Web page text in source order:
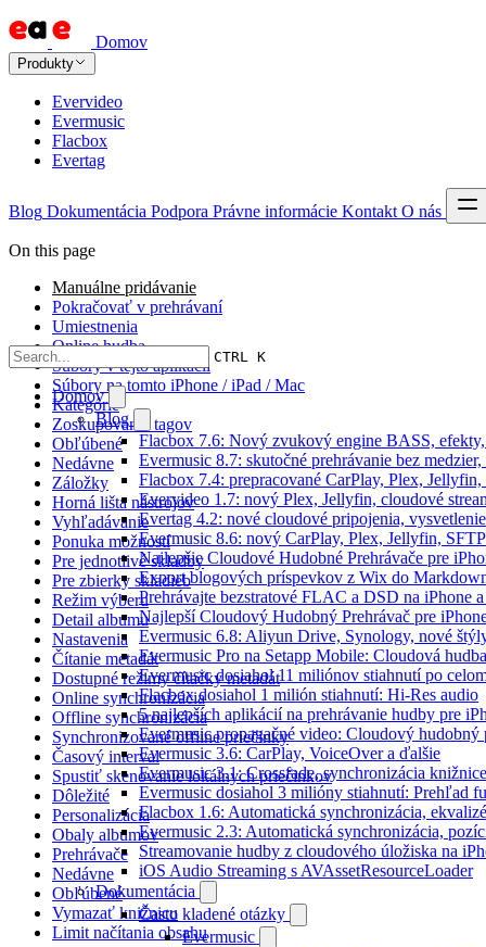
Domov
Produkty
Evervideo
Evermusic
Flacbox
Evertag
Blog Dokumentácia Podpora Právne informácie Kontakt O nás
CTRL K
Domov
Blog
Flacbox 7.6: Nový zvukový engine BASS,
Evermusic 8.7: skutočné prehrávanie bez
Flacbox 7.4: prepracované CarPlay, Plex,
Evervideo 1.7: nový Plex, Jellyfin, cloudové
Evertag 4.2: nové cloudové pripojenia,
Evermusic 8.6: nový CarPlay, Plex, Jellyfin,
Najlepšie Cloudové Hudobné Prehrávače pre
Export blogových príspevkov z Wix do
Prehrávajte bezstratové FLAC a DSD na iPhone
Najlepší Cloudový Hudobný Prehrávač pre
Evermusic 6.8: Aliyun Drive, Synology, nové
Evermusic Pro na Setapp Mobile: Cloudová
Evermusic dosiahol 11 miliónov stiahnutí po
Flacbox dosiahol 1 milión stiahnutí: Hi-Res audio
5 najlepších aplikácií na prehrávanie hudby pre
Evermusic propagačné video: Cloudový hudobný
Evermusic 3.6: CarPlay, VoiceOver a ďalšie
Evermusic 3.1: Crossfade, synchronizácia
Evermusic dosiahol 3 milióny stiahnutí: Prehľad
Flacbox 1.6: Automatická synchronizácia,
Evermusic 2.3: Automatická synchronizácia,
Streamovanie hudby z cloudového úložiska na
iOS Audio Streaming s AVAssetResourceLoader
Dokumentácia
Často kladené otázky
Evermusic
On this page
Manuálne pridávanie
Pokračovať v prehrávaní
Umiestnenia
Online hudba
Súbory v tejto aplikácii
Súbory na tomto iPhone / iPad / Mac
Kategórie
Zoskupovanie tagov
Obľúbené
Nedávne
Záložky
Horná lišta nástrojov
Vyhľadávanie
Ponuka možností
Pre jednotlivé skladby
Pre zbierky skladieb
Režim výberu
Detail albumu
Nastavenia
Čítanie metadát
Dostupné režimy čítačky metadát
Online synchronizácia
Offline synchronizácia
Synchronizované offline priečinky
Časový interval
Spustiť skenovanie lokálnych priečinkov
Dôležité
Personalizácia
Obaly albumov
Prehrávače
Nedávne
Obľúbené
Vymazať knižnicu
Limit načítania obsahu